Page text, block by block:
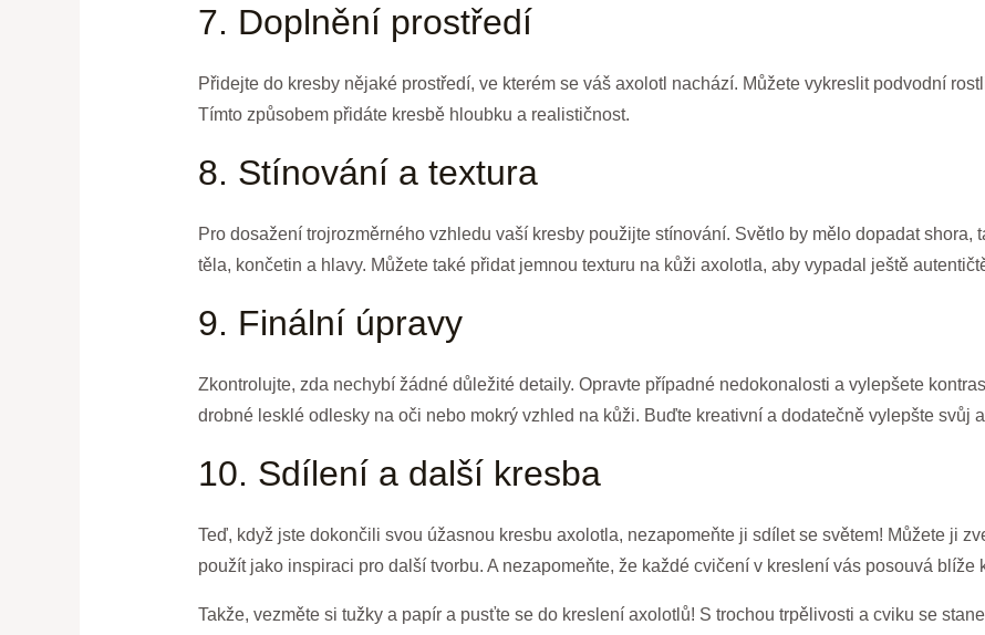
7. Doplnění prostředí
Přidejte do kresby nějaké prostředí, ve kterém se váš axolotl nachází. Můžete vykreslit podvodní
Tímto způsobem přidáte kresbě hloubku a realističnost.
8. Stínování a textura
Pro dosažení trojrozměrného vzhledu vaší kresby použijte stínování. Světlo by mělo dopadat shora,
těla, končetin a hlavy. Můžete také přidat jemnou texturu na kůži axolotla, aby vypadal ještě
9. Finální úpravy
Zkontrolujte, zda nechybí žádné důležité detaily. Opravte případné nedokonalosti a vylepšete
drobné lesklé odlesky na oči nebo mokrý vzhled na kůži. Buďte kreativní a dodatečně vylepšte svůj
10. Sdílení a další kresba
Teď, když jste dokončili svou úžasnou kresbu axolotla, nezapomeňte ji sdílet se světem! Můžete ji
použít jako inspiraci pro další tvorbu. A nezapomeňte, že každé cvičení v kreslení vás posouvá blíže
Takže, vezměte si tužky a papír a pusťte se do kreslení axolotlů! S trochou trpělivosti a cviku se